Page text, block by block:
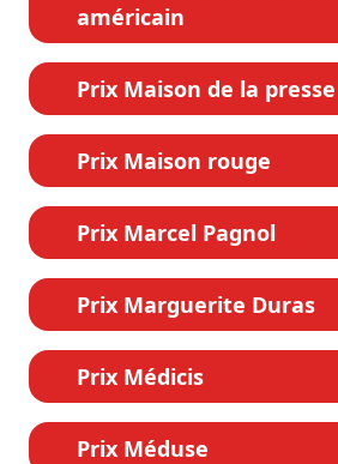
américain
Prix Maison de la presse
Prix Maison rouge
Prix Marcel Pagnol
Prix Marguerite Duras
Prix Médicis
Prix Méduse